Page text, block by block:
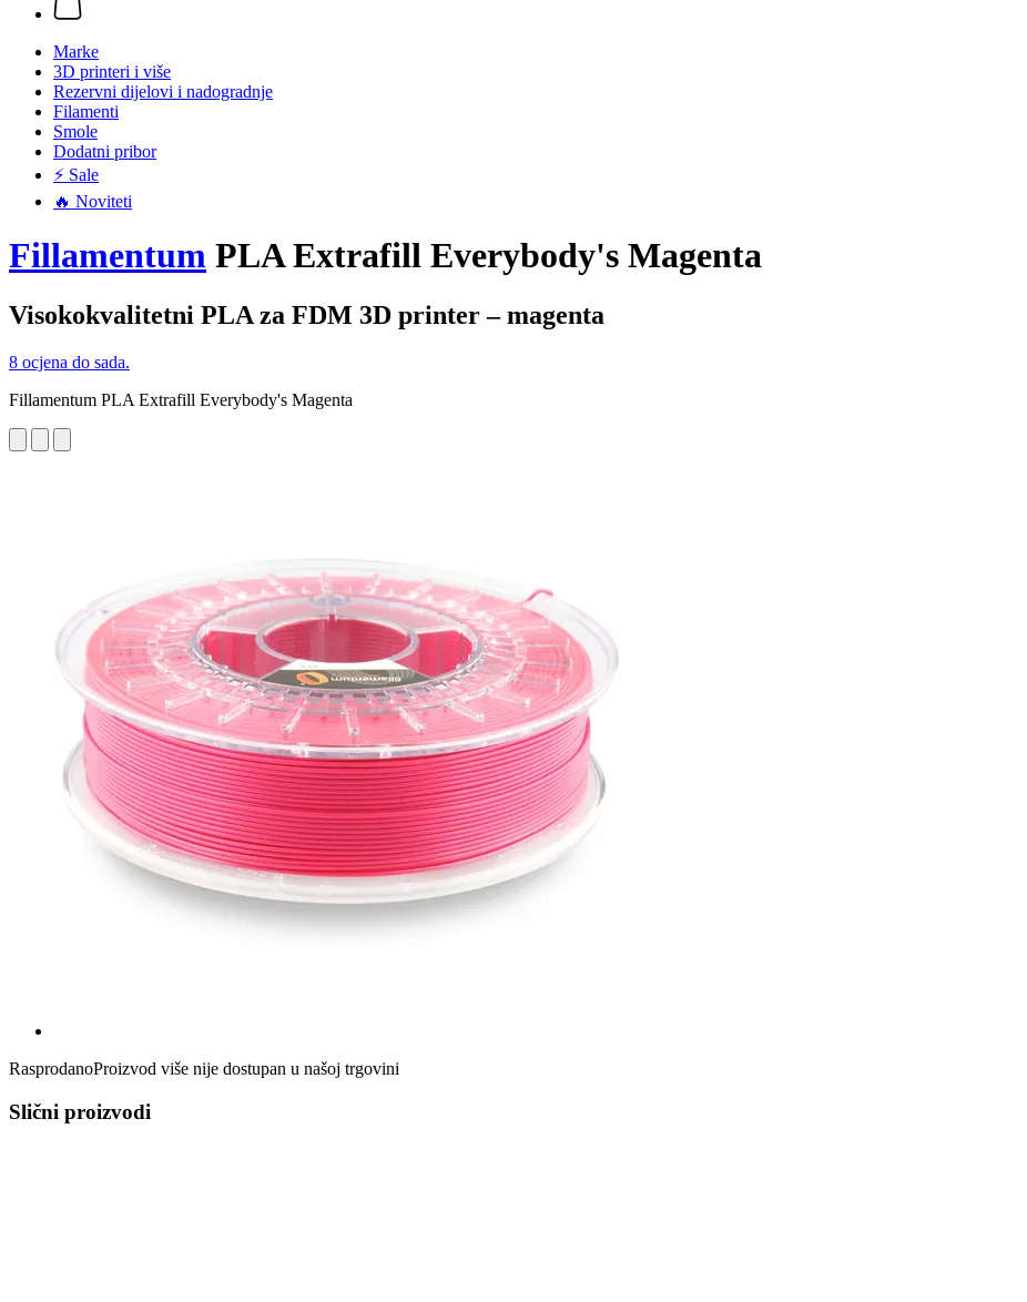
Marke
3D printeri i više
Rezervni dijelovi i nadogradnje
Filamenti
Smole
Dodatni pribor
⚡ Sale
🔥 Noviteti
Fillamentum PLA Extrafill Everybody's Magenta
Visokokvalitetni PLA za FDM 3D printer – magenta
8 ocjena do sada.
Fillamentum PLA Extrafill Everybody's Magenta
RasprodanoProizvod više nije dostupan u našoj trgovini
Slični proizvodi